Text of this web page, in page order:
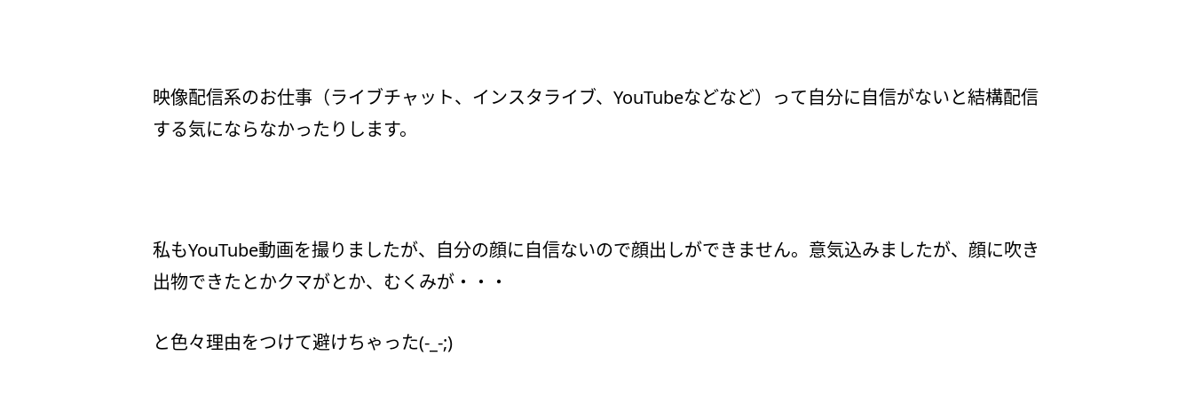
映像配信系のお仕事（ライブチャット、インスタライブ、YouTubeなどなど）って自分に自信がないと結構配信
する気にならなかったりします。
私もYouTube動画を撮りましたが、自分の顔に自信ないので顔出しができません。意気込みましたが、顔に吹き
出物できたとかクマがとか、むくみが・・・
と色々理由をつけて避けちゃった(-_-;)